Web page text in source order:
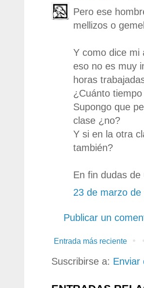
Pero ese
mellizos o
Y como dice mi
eso no es muy
horas
¿Cuánto
Supongo que
clase ¿no?
Y si en la otra
también?
En fin dudas
23 de marzo de
Publicar un
Entrada más reciente
Suscribirse a: Enviar